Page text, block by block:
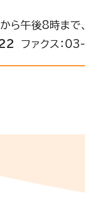
ら午後8時まで
ファクス：